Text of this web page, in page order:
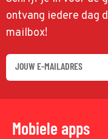
ontvang iedere dag
mailbox!
Mobiele apps